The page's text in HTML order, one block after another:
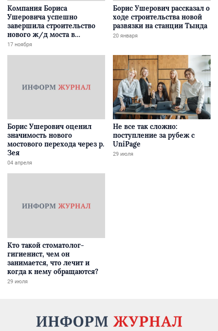
Компания Бориса
Ушеровича успешно
завершила строительство
нового ж/д моста в
Забайкалье
17 ноября
Борис Ушерович рассказал о
ходе строительства новой
развязки на станции Тында
20 января
Борис Ушерович оценил
значимость нового
мостового перехода через р.
Зея
04 апреля
Не все так сложно:
поступление за рубеж с
UniPage
29 июля
Кто такой стоматолог-
гигиенист, чем он
занимается, что лечит и
когда к нему обращаются?
29 июля